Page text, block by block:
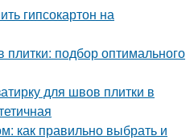
гипсокартон на
подбор оптимального
для швов плитки в
как правильно выбрать и